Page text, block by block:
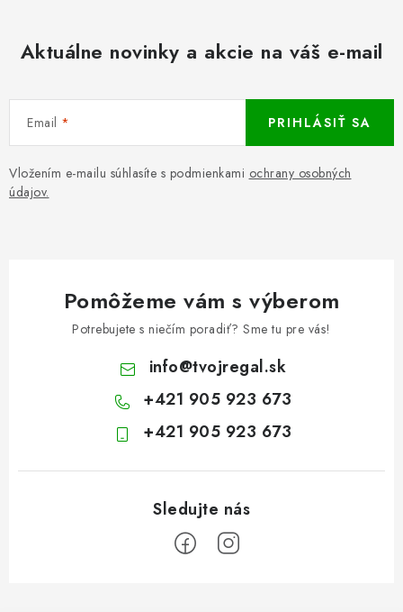
Aktuálne novinky a akcie na váš e-mail
Email
Vložením e-mailu súhlasíte s podmienkami ochrany osobných
údajov.
PRIHLÁSIŤ SA
Pomôžeme vám s výberom
Potrebujete s niečím poradiť? Sme tu pre vás!
info@tvojregal.sk
+421 905 923 673
+421 905 923 673